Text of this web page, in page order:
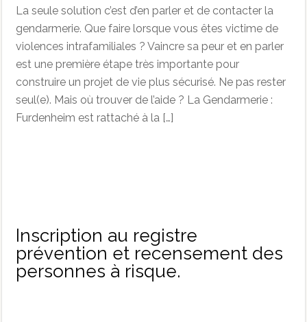
La seule solution c’est d’en parler et de contacter la
gendarmerie. Que faire lorsque vous êtes victime de
violences intrafamiliales ? Vaincre sa peur et en parler
est une première étape très importante pour
construire un projet de vie plus sécurisé. Ne pas rester
seul(e). Mais où trouver de l’aide ? La Gendarmerie :
Furdenheim est rattaché à la […]
Inscription au registre
prévention et recensement des
personnes à risque.